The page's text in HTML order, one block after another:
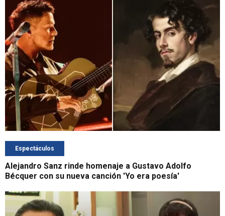
Espectáculos
Alejandro Sanz rinde homenaje a Gustavo Adolfo
Bécquer con su nueva canción 'Yo era poesía'